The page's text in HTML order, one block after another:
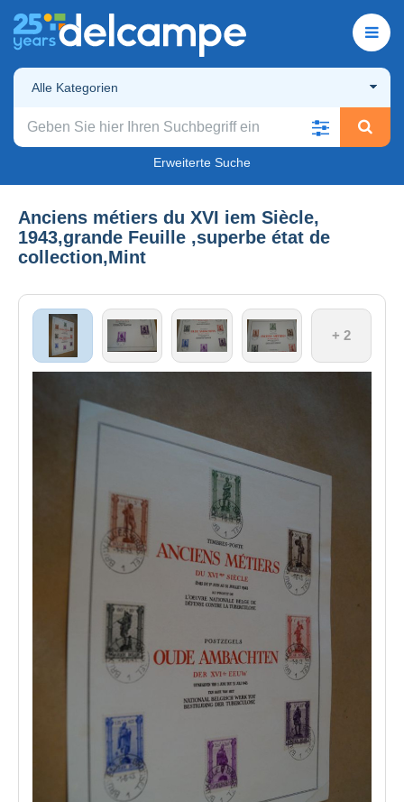
Alle Kategorien
Erweiterte Suche
Anciens métiers du XVI iem Siècle,
1943,grande Feuille ,superbe état de
collection,Mint
+ 2